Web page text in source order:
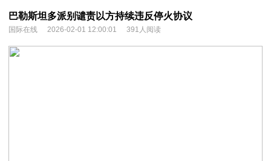
巴勒斯坦多派别谴责以方持续违反停火协议
国际在线 2026-02-01 12:00:01 391人阅读